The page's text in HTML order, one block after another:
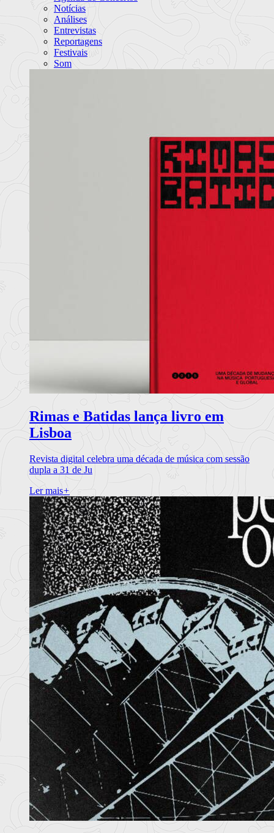
Notícias
Análises
Entrevistas
Reportagens
Festivais
Som
Rimas e Batidas lança livro em
Lisboa
Revista digital celebra uma década de música com sessão
dupla a 31 de Ju
Ler mais+